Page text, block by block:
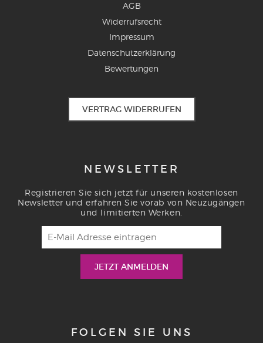
AGB
Widerrufsrecht
Impressum
Datenschutzerklärung
Bewertungen
VERTRAG WIDERRUFEN
NEWSLETTER
Registrieren Sie sich jetzt für unseren kostenlosen
Newsletter und erfahren Sie vorab von Neuzugängen
und limitierten Werken.
FOLGEN SIE UNS